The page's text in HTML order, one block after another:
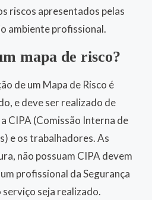
riscos apresentados pelas
ambiente profissional.
mapa de risco?
de um Mapa de Risco é
e deve ser realizado de
CIPA (Comissão Interna de
e os trabalhadores. As
não possuam CIPA devem
profissional da Segurança
seja realizado.